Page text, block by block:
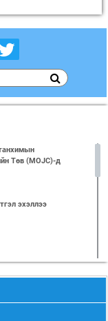
Төв (MOJC)-д
эхэллээ
29 дэх элсэлт